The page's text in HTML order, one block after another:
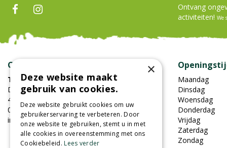
Ontvang
activiteiten! We
Contact
Tuincentrum Oosterhout
Damweg 7
4905BS Oosterhout
0162-451852
info@tuincentrumoosterhout.nl
Maandag
Dinsdag
Woensdag
Donderdag
Vrijdag
Zaterdag
Zondag
×
Deze website maakt
gebruik van cookies.
Deze website gebruikt cookies om uw
gebruikerservaring te verbeteren. Door
onze website te gebruiken, stemt u in met
alle cookies in overeenstemming met ons
Cookiebeleid.Lees verder